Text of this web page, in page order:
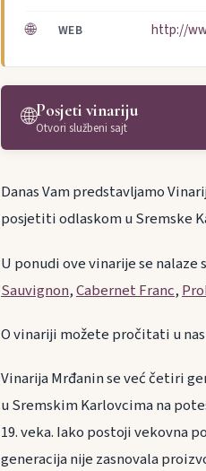
🌐 WEB http://
🌐Posjeti vinariju
Otvori službeni sajt
Danas Vam predstavljamo
posjetiti odlaskom u Sremske
U ponudi ove vinarije se
Sauvignon,Cabernet Franc,
O vinariji možete pročitati u
Vinarija Mrđanin se već četiri
u Sremskim Karlovcima na
19. veka. Iako postoji vekovna
generacija nije zasnovala